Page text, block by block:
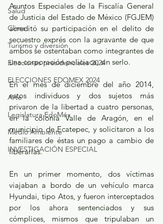
Salud
Clima
Turismo y diversión
Elecciones presidenciales 2024
ELECCIONES EDOMEX 2024
Arte
Legislatura EdoMéx
Medio Ambiente
INVESTIGACIÓN ESPECIAL
Asuntos Especiales de la Fiscalía General
de Justicia del Estado de México (FGJEM)
acreditó su participación en el delito de
secuestro exprés con la agravante de que
ambos se ostentaban como integrantes de
una corporación policiaca, sin serlo.
En el mes de diciembre del año 2014,
estos individuos y dos sujetos más
privaron de la libertad a cuatro personas,
en la colonia Valle de Aragón, en el
municipio de Ecatepec, y solicitaron a los
familiares de éstas un pago a cambio de
liberarlas.
En un primer momento, dos víctimas
viajaban a bordo de un vehículo marca
Hyundai, tipo Atos, y fueron interceptados
por los ahora sentenciados y sus
cómplices, mismos que tripulaban un